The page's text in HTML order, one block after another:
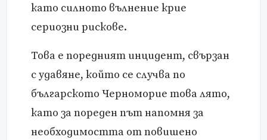
като силното вълнение крие
сериозни рискове.
Това е поредният инцидент, свързан
с удавяне, който се случва по
българското Черноморие това лято,
като за пореден път напомня за
необходимостта от повишено